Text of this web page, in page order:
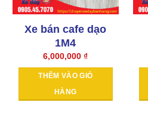
Xe bán cafe dạo
1M4
6,000,000₫
THÊM VÀO GIỎ
HÀNG